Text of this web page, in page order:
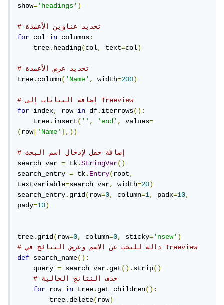
show='headings')
# تحديد عناوين الأعمدة
for col in columns:
    tree
.heading(col, text=col)
# تحديد عرض الأعمدة
tree.column('Name', width=200)
# إضافة البيانات إلى Treeview
for index, row in df.iterrows():
    tree
.insert('', 'end', values=
(row['Name'],))
# إضافة حقل لإدخال اسم البحث
search_var = tk.StringVar()
search_entry = tk.Entry(root,
textvariable=search_var, width=20)
search_entry.grid(row=0, column=1, padx=10,
pady=10)
tree.grid(row=0, column=0, sticky='nsew')
# دالة للبحث عن الاسم وعرض النتائج في Treeview
def search_name():
    query
= search_var.get().strip()
# حذف النتائج الحالية
for row in tree.get_children():
        tree
.delete(row)